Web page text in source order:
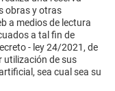
obras y otras
a medios de lectura
a tal fin de
- ley 24/2021, de
utilización de sus
sea cual sea su